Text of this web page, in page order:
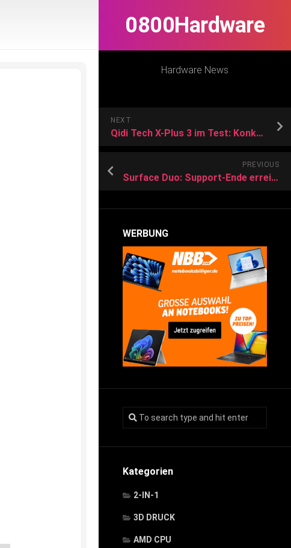
0800Hardware
Hardware News
NEXT
Qidi Tech X-Plus 3 im Test: Konkurrenzfähiger 3D Drucker
PREVIOUS
Surface Duo: Support-Ende erreicht, Microsoft lässt Foldable sterben
WERBUNG
Kategorien
2-IN-1
3D DRUCK
AMD CPU